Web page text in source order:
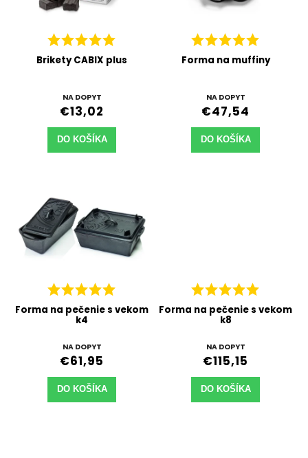
Brikety CABIX plus
NA DOPYT
€13,02
DO KOŠÍKA
Forma na muffiny
NA DOPYT
€47,54
DO KOŠÍKA
Forma na pečenie s vekom
k4
NA DOPYT
€61,95
DO KOŠÍKA
Forma na pečenie s vekom
k8
NA DOPYT
€115,15
DO KOŠÍKA